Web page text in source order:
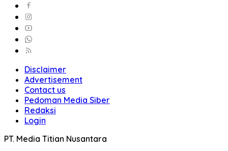
Disclaimer
Advertisement
Contact us
Pedoman Media Siber
Redaksi
Login
PT. Media Titian Nusantara